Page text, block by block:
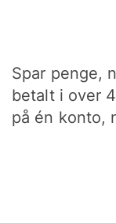
Spar penge,
betalt i over
på én konto,